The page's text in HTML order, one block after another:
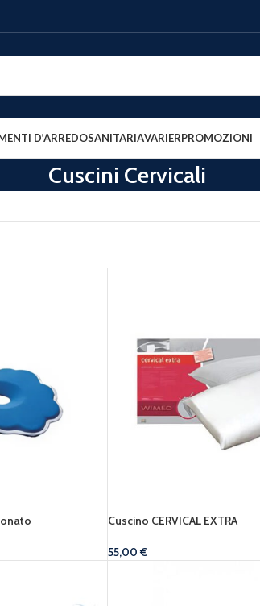
D’ARREDOSANITARIAVARIERPROMOZIONI
Cuscini Cervicali
Cuscino CERVICAL EXTRA
55,00€